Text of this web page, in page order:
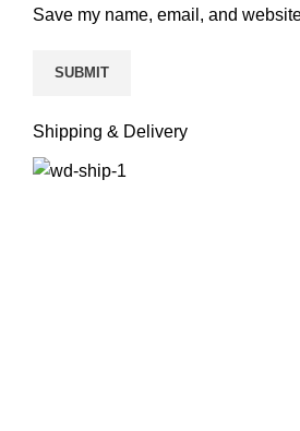
Save my name, email, and
Shipping & Delivery